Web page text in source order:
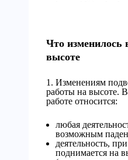
Что изменилось
высоте
1. Изменениям
работы на высоте.
работе относится:
любая
возможным
деятельность,
поднимается на